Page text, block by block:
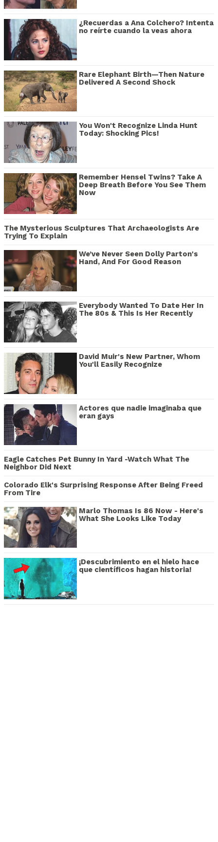
¿Recuerdas a Ana Colchero? Intenta
no reírte cuando la veas ahora
Rare Elephant Birth—Then Nature
Delivered A Second Shock
You Won't Recognize Linda Hunt
Today: Shocking Pics!
Remember Hensel Twins? Take A
Deep Breath Before You See Them
Now
The Mysterious Sculptures That Archaeologists Are
Trying To Explain
We’ve Never Seen Dolly Parton's
Hand, And For Good Reason
Everybody Wanted To Date Her In
The 80s & This Is Her Recently
David Muir's New Partner, Whom
You'll Easily Recognize
Actores que nadie imaginaba que
eran gays
Eagle Catches Pet Bunny In Yard -Watch What The
Neighbor Did Next
Colorado Elk's Surprising Response After Being Freed
From Tire
Marlo Thomas Is 86 Now - Here's
What She Looks Like Today
¡Descubrimiento en el hielo hace
que científicos hagan historia!